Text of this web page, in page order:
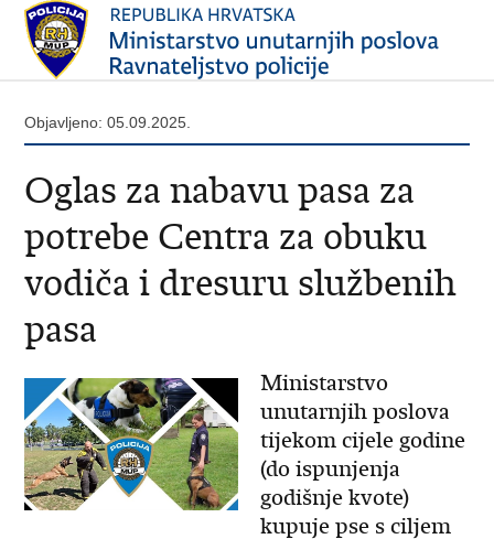
Objavljeno: 05.09.2025.
Oglas za nabavu pasa za
potrebe Centra za obuku
vodiča i dresuru službenih
pasa
Ministarstvo
unutarnjih poslova
tijekom cijele godine
(do ispunjenja
godišnje kvote)
kupuje pse s ciljem